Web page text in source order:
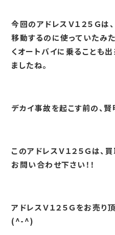
今回のアドレスＶ１２５Ｇは
移動するのに使っていたみ
くオートバイに乗ることも
ましたね。
デカイ事故を起こす前の、
このアドレスＶ１２５Ｇは、
お問い合わせ下さい！！
アドレスＶ１２５Ｇをお売り
(^-^)